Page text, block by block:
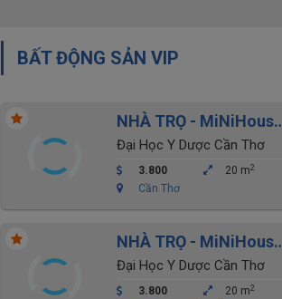
BẤT ĐỘNG SẢN VIP
NHÀ TRỌ - MiNiHouse
Khu đại học y dược cho
thuê
Đại Học Y Dược Cần Thơ
3.800 20 m2
Cần Thơ
NHÀ TRỌ - MiNiHouse
Khu đại học y dược cho
thuê
Đại Học Y Dược Cần Thơ
3.800 20 m2